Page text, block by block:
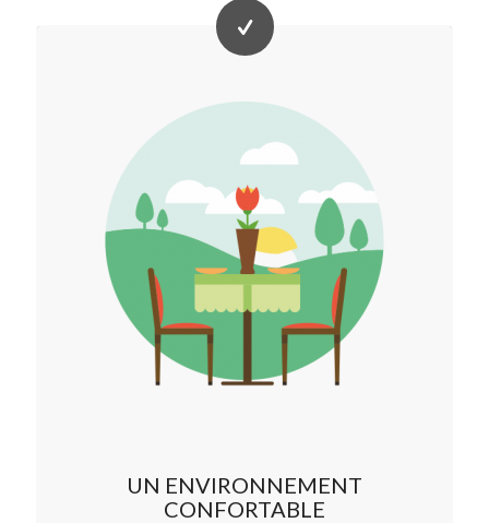
UN ENVIRONNEMENT
CONFORTABLE